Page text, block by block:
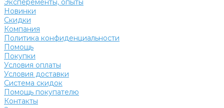
Эксперементы, опыты
Новинки
Скидки
Компания
Политика конфиденциальности
Помощь
Покупки
Условия оплаты
Условия доставки
Система скидок
Помощь покупателю
Контакты